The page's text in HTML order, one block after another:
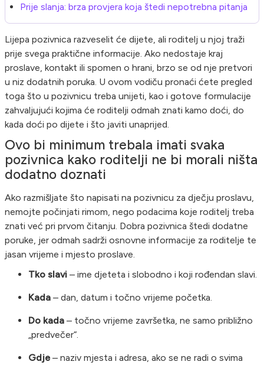
Prije slanja: brza provjera koja štedi nepotrebna pitanja
Lijepa pozivnica razveselit će dijete, ali roditelj u njoj traži
prije svega praktične informacije. Ako nedostaje kraj
proslave, kontakt ili spomen o hrani, brzo se od nje pretvori
u niz dodatnih poruka. U ovom vodiču pronaći ćete pregled
toga što u pozivnicu treba unijeti, kao i gotove formulacije
zahvaljujući kojima će roditelji odmah znati kamo doći, do
kada doći po dijete i što javiti unaprijed.
Ovo bi minimum trebala imati svaka
pozivnica kako roditelji ne bi morali ništa
dodatno doznati
Ako razmišljate što napisati na pozivnicu za dječju proslavu,
nemojte počinjati rimom, nego podacima koje roditelj treba
znati već pri prvom čitanju. Dobra pozivnica štedi dodatne
poruke, jer odmah sadrži osnovne informacije za roditelje te
jasan vrijeme i mjesto proslave.
Tko slavi – ime djeteta i slobodno i koji rođendan slavi.
Kada – dan, datum i točno vrijeme početka.
Do kada – točno vrijeme završetka, ne samo približno
„predvečer“.
Gdje – naziv mjesta i adresa, ako se ne radi o svima